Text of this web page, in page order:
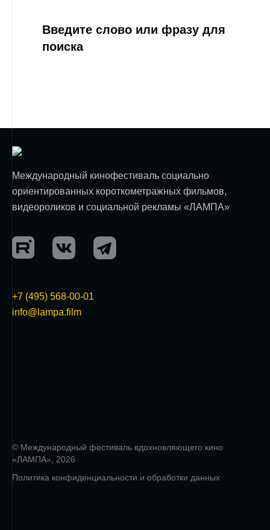
Введите слово или фразу для
поиска
Международный кинофестиваль социально
ориентированных короткометражных фильмов,
видеороликов и социальной рекламы «ЛАМПА»
+7 (495) 568-00-01
info@lampa.film
© Международный фестиваль вдохновляющего кино
«ЛАМПА», 2026
Политика конфиденциальности и обработки данных